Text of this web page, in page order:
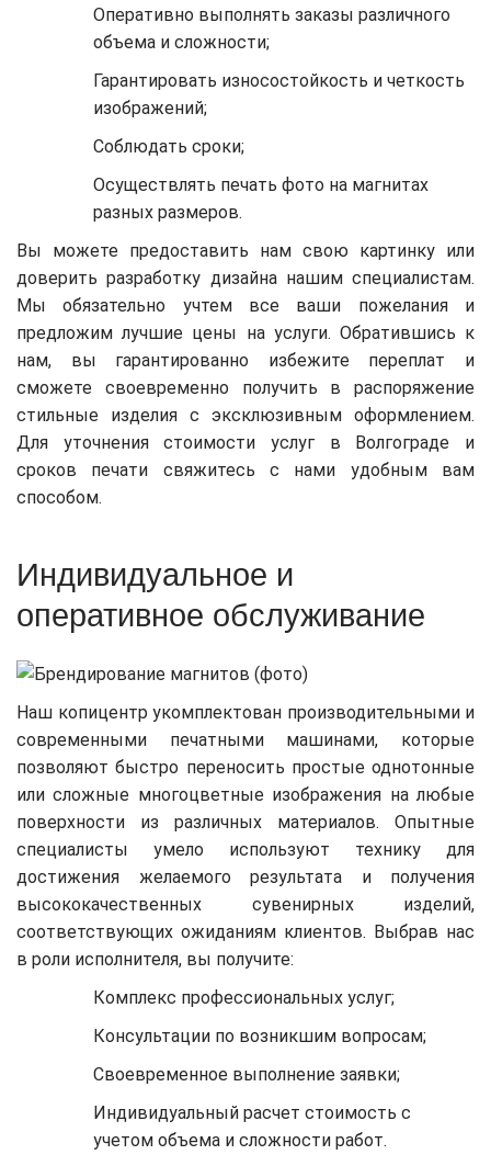
Оперативно выполнять заказы различного
объема и сложности;
Гарантировать износостойкость и четкость
изображений;
Соблюдать сроки;
Осуществлять печать фото на магнитах
разных размеров.
Вы можете предоставить нам свою картинку или
доверить разработку дизайна нашим специалистам.
Мы обязательно учтем все ваши пожелания и
предложим лучшие цены на услуги. Обратившись к
нам, вы гарантированно избежите переплат и
сможете своевременно получить в распоряжение
стильные изделия с эксклюзивным оформлением.
Для уточнения стоимости услуг в Волгограде и
сроков печати свяжитесь с нами удобным вам
способом.
Индивидуальное и
оперативное обслуживание
Наш копицентр укомплектован производительными и
современными печатными машинами, которые
позволяют быстро переносить простые однотонные
или сложные многоцветные изображения на любые
поверхности из различных материалов. Опытные
специалисты умело используют технику для
достижения желаемого результата и получения
высококачественных сувенирных изделий,
соответствующих ожиданиям клиентов. Выбрав нас
в роли исполнителя, вы получите:
Комплекс профессиональных услуг;
Консультации по возникшим вопросам;
Своевременное выполнение заявки;
Индивидуальный расчет стоимость с
учетом объема и сложности работ.